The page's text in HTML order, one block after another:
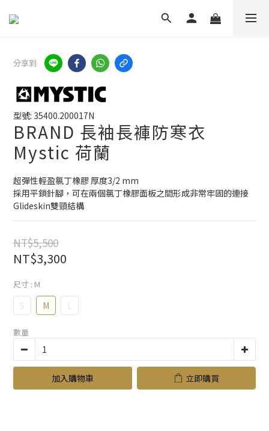
分享到
型號: 35400.200017N
BRAND 長袖長褲防寒衣
Mystic 荷蘭
超彈性輕盈氯丁橡膠 厚度3/2 mm
採用平鎖針腳，可在兩個氯丁橡膠面板之間形成非常牢固的連接
Glideskin雙頸結構
NT$5,500
NT$3,300
尺寸 : M
S M L
數量
加入購物車 立即購買